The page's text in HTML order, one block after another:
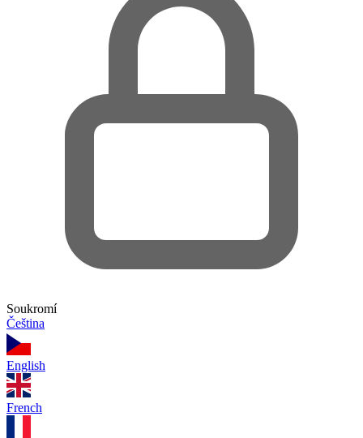
Soukromí
Čeština
English
French